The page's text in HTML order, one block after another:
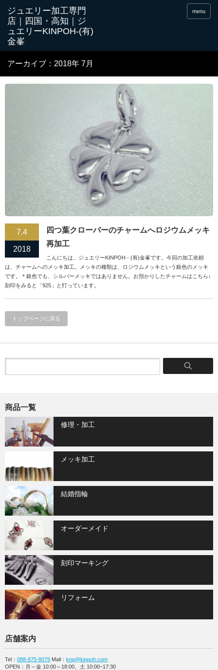
menu
アーカイブ：2018年 7月
7.4
2018
四つ葉クローバーのチャームへロジウムメッキ
再加工
こんにちは。ジュエリーKINPOH - (有)金峯です。今回の加工依頼
は、チャームへのメッキ加工。メッキの種類は、ロジウムメッキという銀色のメッキ
です。＊銀色でも、シルバーメッキではありません。お預かりしたチャームはこちら↓
刻印をみると「925」と打っています。
トップページに戻る
商品一覧
修理・加工
メッキ加工
結婚指輪
オーダーメイド
刻印マーキング
リフォーム
店舗案内
Tel： 088-875-8079 Mail： knp@kinpoh.com
OPEN：月～金 10:00～18:00、土 10:00~17:30